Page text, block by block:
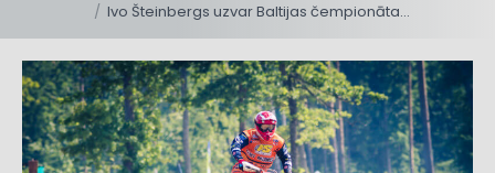
Ivo Šteinbergs uzvar Baltijas čempionāta…